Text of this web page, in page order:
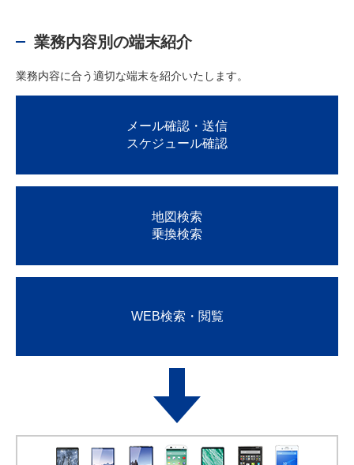
業務内容別の端末紹介
業務内容に合う適切な端末を紹介いたします。
メール確認・送信
スケジュール確認
地図検索
乗換検索
WEB検索・閲覧